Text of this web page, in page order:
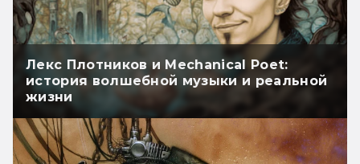
Лекс Плотников и Mechanical Poet:
история волшебной музыки и реальной
жизни